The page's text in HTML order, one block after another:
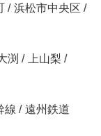
/ 浜松市中央区 /
渕 / 上山梨 /
線 / 遠州鉄道